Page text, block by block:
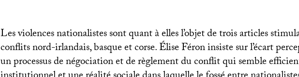
Les violences nationalistes sont quant à elles l’objet de trois articles
conflits nord-irlandais, basque et corse. Élise Féron insiste sur l’écart
un processus de négociation et de règlement du conflit qui semble